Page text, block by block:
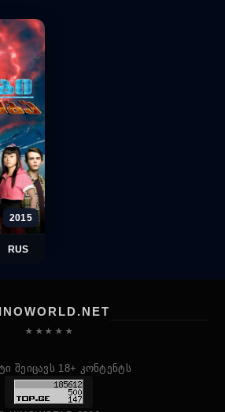
2015
RUS
★ ★ ★ ★ ★
შეიცავს 18+ კონტენტს